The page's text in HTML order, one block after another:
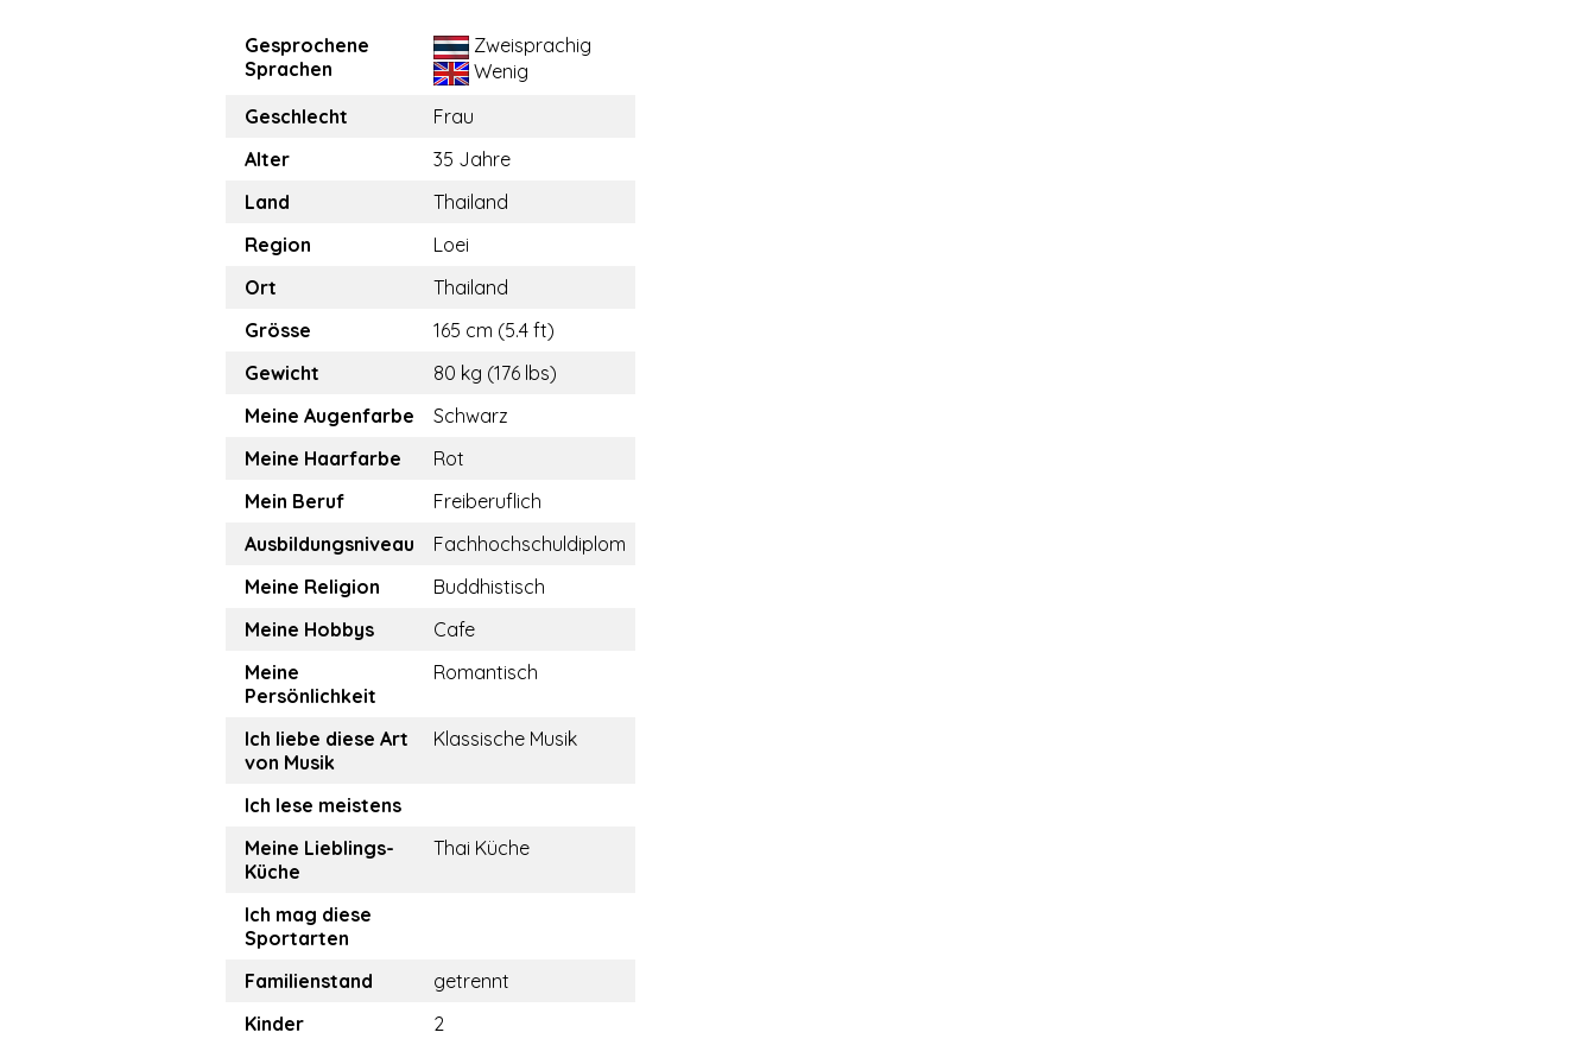
Gesprochene
Sprachen
Zweisprachig
Wenig
Geschlecht
Frau
Alter
35 Jahre
Land
Thailand
Region
Loei
Ort
Thailand
Grösse
165 cm (5.4 ft)
Gewicht
80 kg (176 lbs)
Meine Augenfarbe
Schwarz
Meine Haarfarbe
Rot
Mein Beruf
Freiberuflich
Ausbildungsniveau
Fachhochschuldiplom
Meine Religion
Buddhistisch
Meine Hobbys
Cafe
Meine
Persönlichkeit
Romantisch
Ich liebe diese Art
von Musik
Klassische Musik
Ich lese meistens
Meine Lieblings-
Küche
Thai Küche
Ich mag diese
Sportarten
Familienstand
getrennt
Kinder
2